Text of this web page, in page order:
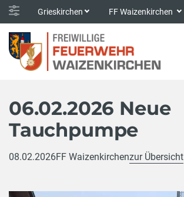
Grieskirchen FF Waizenkirchen
06.02.2026 Neue
Tauchpumpe
08.02.2026FF Waizenkirchenzur Übersicht